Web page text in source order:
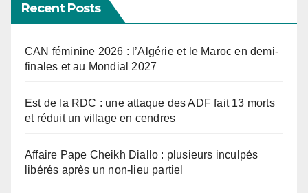
Recent Posts
CAN féminine 2026 : l’Algérie et le Maroc en demi-
finales et au Mondial 2027
Est de la RDC : une attaque des ADF fait 13 morts
et réduit un village en cendres
Affaire Pape Cheikh Diallo : plusieurs inculpés
libérés après un non-lieu partiel